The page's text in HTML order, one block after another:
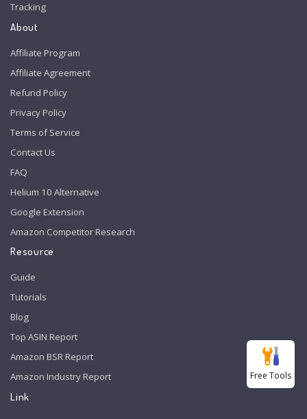
Tracking
About
Affiliate Program
Affiliate Agreement
Refund Policy
Privacy Policy
Terms of Service
Contact Us
FAQ
Helium 10 Alternative
Google Extension
Amazon Competitor Research
Resource
Guide
Tutorials
Blog
Top ASIN Report
Amazon BSR Report
Amazon Industry Report
Link
Free Tools